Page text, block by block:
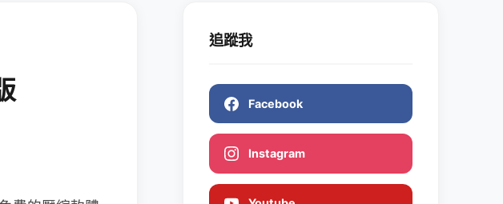
追蹤我
Facebook
Instagram